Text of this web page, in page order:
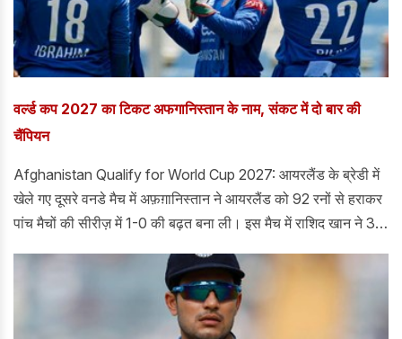
वर्ल्ड कप 2027 का टिकट अफगानिस्तान के नाम, संकट में दो बार की
चैंपियन
Afghanistan Qualify for World Cup 2027: आयरलैंड के ब्रेडी में
खेले गए दूसरे वनडे मैच में अफ़ग़ानिस्तान ने आयरलैंड को 92 रनों से हराकर
पांच मैचों की सीरीज़ में 1-0 की बढ़त बना ली। इस मैच में राशिद खान ने 34
299/8 के स्कोर का आसानी से बचाव किया और आयरलैंड की टीम 42.5
ओवर में 207 रनों पर ऑलआउट हो गई।